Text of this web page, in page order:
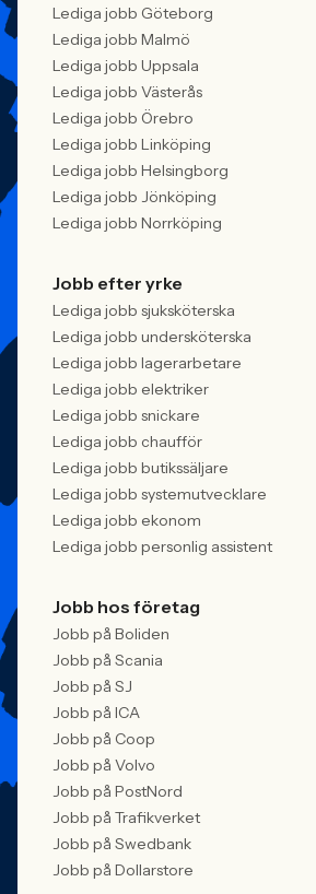
Lediga jobb Göteborg
Lediga jobb Malmö
Lediga jobb Uppsala
Lediga jobb Västerås
Lediga jobb Örebro
Lediga jobb Linköping
Lediga jobb Helsingborg
Lediga jobb Jönköping
Lediga jobb Norrköping
Jobb efter yrke
Lediga jobb sjuksköterska
Lediga jobb undersköterska
Lediga jobb lagerarbetare
Lediga jobb elektriker
Lediga jobb snickare
Lediga jobb chaufför
Lediga jobb butikssäljare
Lediga jobb systemutvecklare
Lediga jobb ekonom
Lediga jobb personlig assistent
Jobb hos företag
Jobb på Boliden
Jobb på Scania
Jobb på SJ
Jobb på ICA
Jobb på Coop
Jobb på Volvo
Jobb på PostNord
Jobb på Trafikverket
Jobb på Swedbank
Jobb på Dollarstore